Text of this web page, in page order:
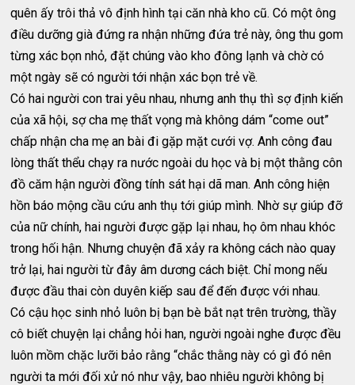
quên ấy trôi thả vô định hình tại căn nhà kho cũ. Có một ông
điều dưỡng già đứng ra nhận những đứa trẻ này, ông thu gom
từng xác bọn nhỏ, đặt chúng vào kho đông lạnh và chờ có
một ngày sẽ có người tới nhận xác bọn trẻ về.
Có hai người con trai yêu nhau, nhưng anh thụ thì sợ định kiến
của xã hội, sợ cha mẹ thất vọng mà không dám “come out”
chấp nhận cha mẹ an bài đi gặp mặt cưới vợ. Anh công đau
lòng thất thểu chạy ra nước ngoài du học và bị một thằng côn
đồ căm hận người đồng tính sát hại dã man. Anh công hiện
hồn báo mộng cầu cứu anh thụ tới giúp mình. Nhờ sự giúp đỡ
của nữ chính, hai người được gặp lại nhau, họ ôm nhau khóc
trong hối hận. Nhưng chuyện đã xảy ra không cách nào quay
trở lại, hai người từ đây âm dương cách biệt. Chỉ mong nếu
được đầu thai còn duyên kiếp sau để đến được với nhau.
Có cậu học sinh nhỏ luôn bị bạn bè bắt nạt trên trường, thầy
cô biết chuyện lại chẳng hỏi han, người ngoài nghe được đều
luôn mồm chặc lưỡi bảo rằng “chắc thằng này có gì đó nên
người ta mới đối xử nó như vậy, bao nhiêu người không bị